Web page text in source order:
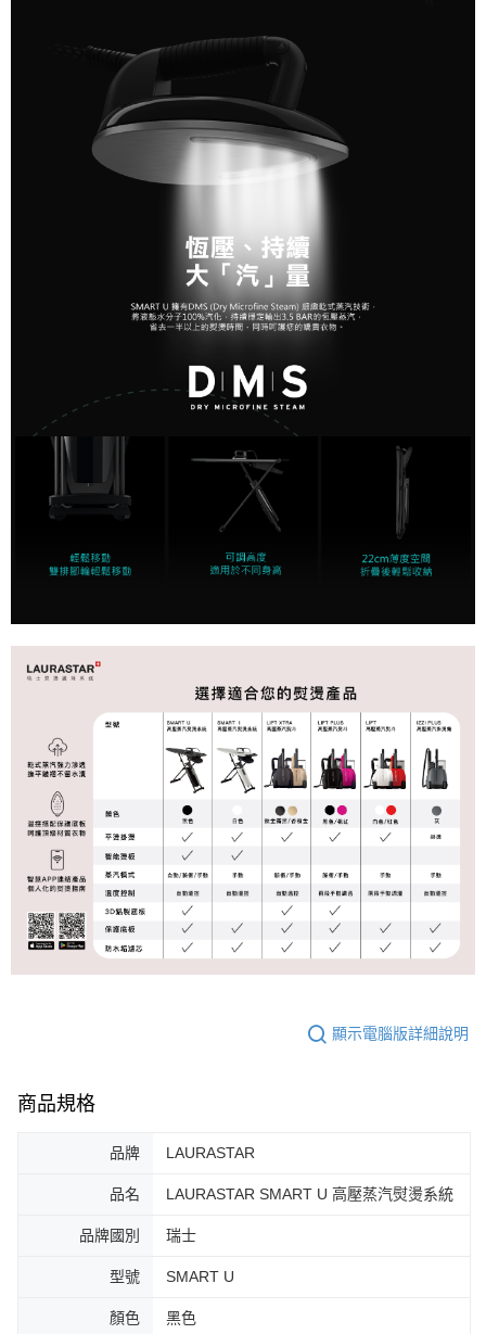
顯示電腦版詳細說明
商品規格
品牌 LAURASTAR
品名 LAURASTAR SMART U 高壓蒸汽熨燙系統
品牌國別 瑞士
型號 SMART U
顏色 黑色